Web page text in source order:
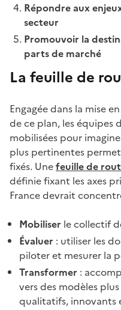
Répondre aux
secteur
Promouvoir la
parts de marché
La feuille de
Engagée dans la mise
de ce plan, les équipes
mobilisées pour
plus pertinentes
fixés. Unefeuille de
définie fixant les axes
France devrait
Mobiliser le collectif
Évaluer : utiliser les
piloter et mesurer la
Transformer :
vers des modèles
qualitatifs, innovants